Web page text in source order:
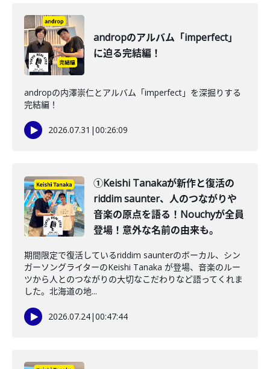
andropのアルバム「imperfect」
に迫る完結編！
andropの内澤崇仁とアルバム「imperfect」を深掘りする
完結編！
2026.07.31 |00:26:09
①Keishi Tanakaが新作と復活の
riddim saunter、人のつながりや
音楽の原点を語る！Nouchyが全員
登場！意外な名前の由来も。
期間限定で復活しているriddim saunterのボーカル、シン
ガーソングライターのKeishi Tanaka が登場、音楽のルー
ツから人とのつながりの大切なこだわりなど語ってくれま
した。北海道の地...
2026.07.24|00:47:44